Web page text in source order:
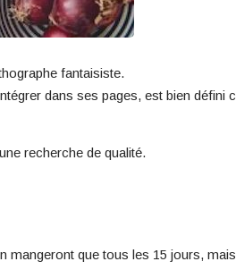
fantaisiste.
dans ses pages, est bien
recherche de qualité.
mangeront que tous les 15 jours,